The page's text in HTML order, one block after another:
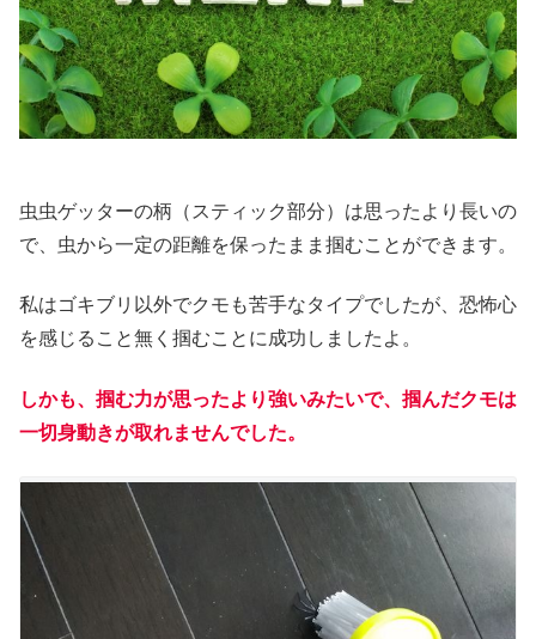
虫虫ゲッターの柄（スティック部分）は思ったより長いの
で、虫から一定の距離を保ったまま掴むことができます。
私はゴキブリ以外でクモも苦手なタイプでしたが、恐怖心
を感じること無く掴むことに成功しましたよ。
しかも、掴む力が思ったより強いみたいで、掴んだクモは
一切身動きが取れませんでした。